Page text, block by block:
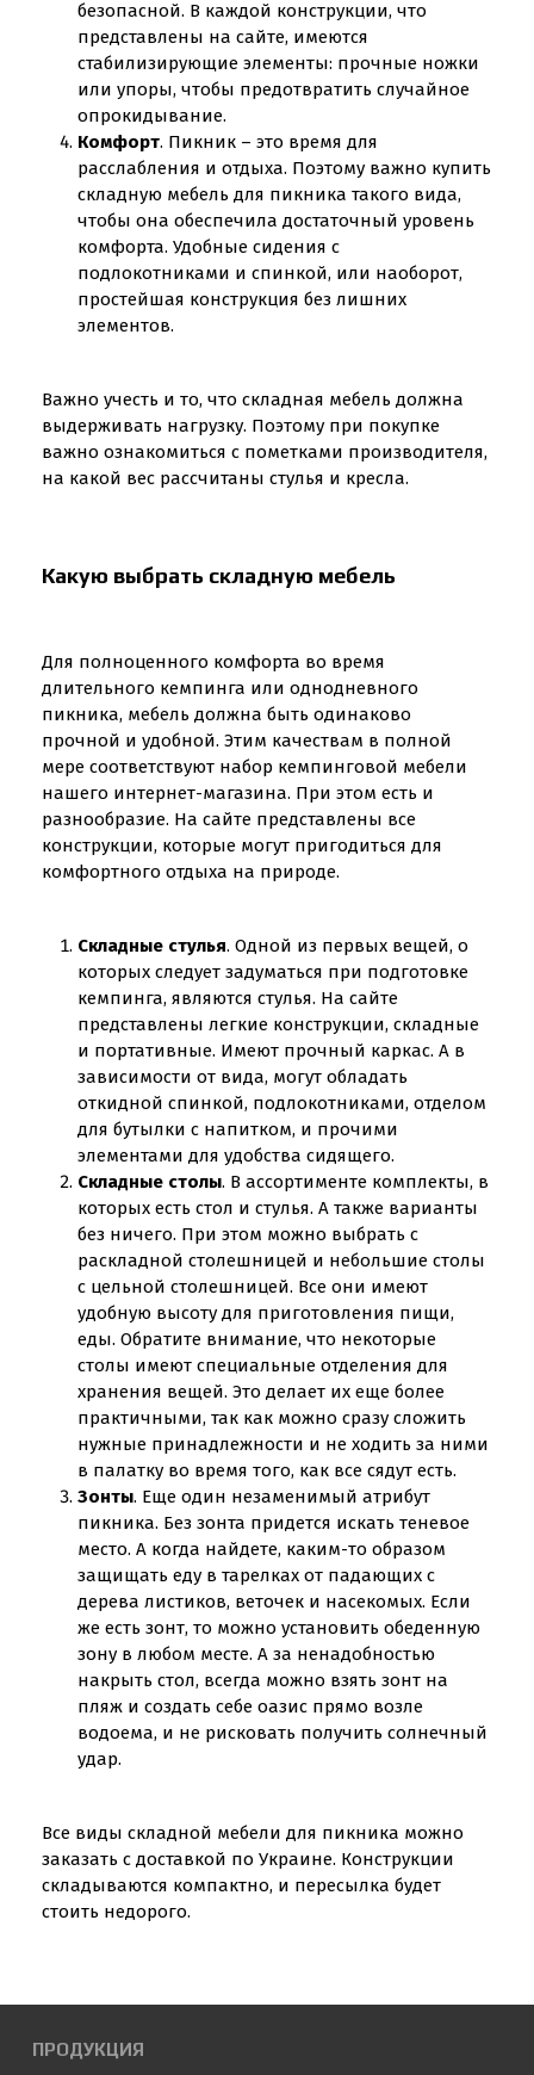
безопасной. В каждой конструкции, что
представлены на сайте, имеются
стабилизирующие элементы: прочные ножки
или упоры, чтобы предотвратить случайное
опрокидывание.
Комфорт. Пикник – это время для
расслабления и отдыха. Поэтому важно купить
складную мебель для пикника такого вида,
чтобы она обеспечила достаточный уровень
комфорта. Удобные сидения с
подлокотниками и спинкой, или наоборот,
простейшая конструкция без лишних
элементов.
Важно учесть и то, что складная мебель должна
выдерживать нагрузку. Поэтому при покупке
важно ознакомиться с пометками производителя,
на какой вес рассчитаны стулья и кресла.
Какую выбрать складную мебель
Для полноценного комфорта во время
длительного кемпинга или однодневного
пикника, мебель должна быть одинаково
прочной и удобной. Этим качествам в полной
мере соответствуют набор кемпинговой мебели
нашего интернет-магазина. При этом есть и
разнообразие. На сайте представлены все
конструкции, которые могут пригодиться для
комфортного отдыха на природе.
Складные стулья. Одной из первых вещей, о
которых следует задуматься при подготовке
кемпинга, являются стулья. На сайте
представлены легкие конструкции, складные
и портативные. Имеют прочный каркас. А в
зависимости от вида, могут обладать
откидной спинкой, подлокотниками, отделом
для бутылки с напитком, и прочими
элементами для удобства сидящего.
Складные столы. В ассортименте комплекты, в
которых есть стол и стулья. А также варианты
без ничего. При этом можно выбрать с
раскладной столешницей и небольшие столы
с цельной столешницей. Все они имеют
удобную высоту для приготовления пищи,
еды. Обратите внимание, что некоторые
столы имеют специальные отделения для
хранения вещей. Это делает их еще более
практичными, так как можно сразу сложить
нужные принадлежности и не ходить за ними
в палатку во время того, как все сядут есть.
Зонты. Еще один незаменимый атрибут
пикника. Без зонта придется искать теневое
место. А когда найдете, каким-то образом
защищать еду в тарелках от падающих с
дерева листиков, веточек и насекомых. Если
же есть зонт, то можно установить обеденную
зону в любом месте. А за ненадобностью
накрыть стол, всегда можно взять зонт на
пляж и создать себе оазис прямо возле
водоема, и не рисковать получить солнечный
удар.
Все виды складной мебели для пикника можно
заказать с доставкой по Украине. Конструкции
складываются компактно, и пересылка будет
стоить недорого.
ПРОДУКЦИЯ